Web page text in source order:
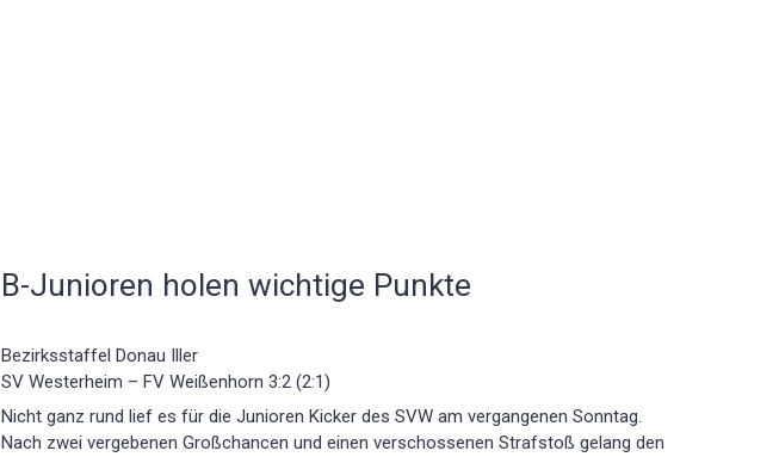
B-Junioren holen wichtige Punkte
Bezirksstaffel Donau Iller
SV Westerheim – FV Weißenhorn 3:2 (2:1)
Nicht ganz rund lief es für die Junioren Kicker des SVW am vergangenen Sonntag.
Nach zwei vergebenen Großchancen und einen verschossenen Strafstoß gelang den